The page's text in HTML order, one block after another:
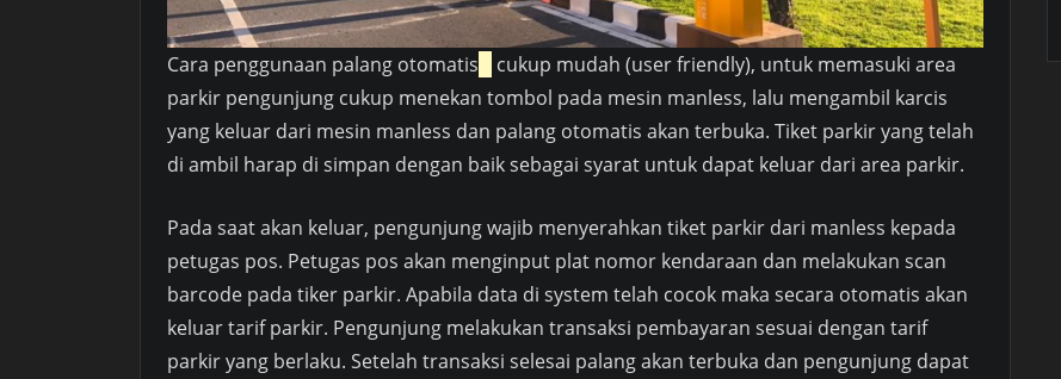
Cara penggunaan palang otomatis
cukup mudah (user friendly), untuk memasuki area
parkir pengunjung cukup menekan tombol pada mesin manless, lalu mengambil karcis
yang keluar dari mesin manless dan palang otomatis akan terbuka. Tiket parkir yang telah
di ambil harap di simpan dengan baik sebagai syarat untuk dapat keluar dari area parkir.
Pada saat akan keluar, pengunjung wajib menyerahkan tiket parkir dari manless kepada
petugas pos. Petugas pos akan menginput plat nomor kendaraan dan melakukan scan
barcode pada tiker parkir. Apabila data di system telah cocok maka secara otomatis akan
keluar tarif parkir. Pengunjung melakukan transaksi pembayaran sesuai dengan tarif
parkir yang berlaku. Setelah transaksi selesai palang akan terbuka dan pengunjung dapat